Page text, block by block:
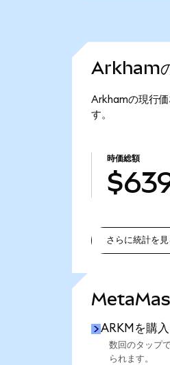
Arkham
Arkhamの現行
す。
時価総額
さらに統計を見
ARKMを購入
数回のタップ
られます。